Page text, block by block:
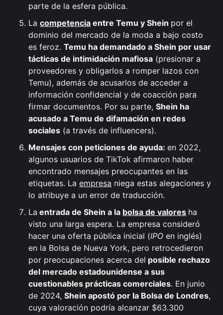
parte de la esfera pública.
Lacompetencia entre Temu y Shein por el
dominio del mercado de la moda a bajo costo
es feroz.Temu ha demandado a Shein por usar
tácticas de intimidación mafiosa (presionar a
proveedores y obligarlos a romper lazos con
Temu), además de acusarlos de acceder a
información confidencial y de coacción para
firmar documentos. Por su parte,Shein ha
acusado a Temu de difamación en redes
sociales (a través de influencers).
Mensajes con peticiones de ayuda:en 2022,
algunos usuarios de TikTok afirmaron haber
encontrado mensajes preocupantes en las
etiquetas. Laempresa niega estas alegaciones y
lo atribuye a un error de traducción.
La entrada de Shein a la bolsa de valores ha
visto una larga espera. La empresa consideró
hacer una oferta pública inicial (IPO en inglés)
en la Bolsa de Nueva York, pero retrocedieron
por preocupaciones acerca del posible rechazo
del mercado estadounidense a sus
cuestionables prácticas comerciales. En junio
de 2024,Shein apostó por la Bolsa de Londres,
cuya valoración podría alcanzar $63.300